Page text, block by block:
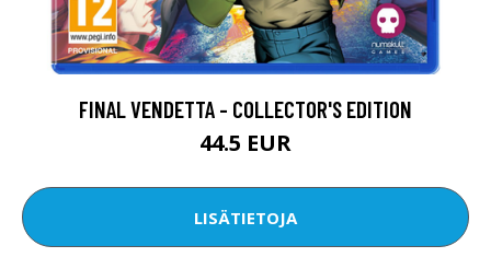
FINAL VENDETTA - COLLECTOR'S EDITION
44.5 EUR
LISÄTIETOJA